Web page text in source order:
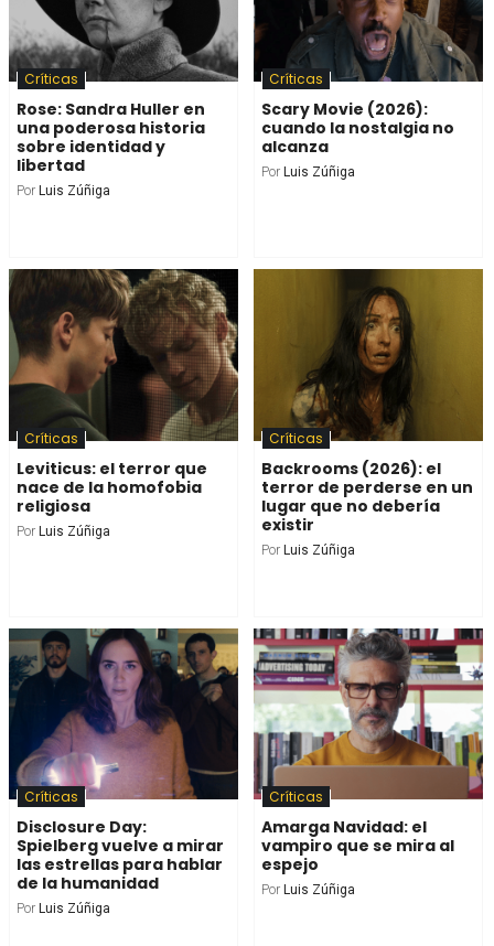
Críticas
Rose: Sandra Huller en
una poderosa historia
sobre identidad y
libertad
Por Luis Zúñiga
Críticas
Scary Movie (2026):
cuando la nostalgia no
alcanza
Por Luis Zúñiga
Críticas
Leviticus: el terror que
nace de la homofobia
religiosa
Por Luis Zúñiga
Críticas
Backrooms (2026): el
terror de perderse en un
lugar que no debería
existir
Por Luis Zúñiga
Críticas
Disclosure Day:
Spielberg vuelve a mirar
las estrellas para hablar
de la humanidad
Por Luis Zúñiga
Críticas
Amarga Navidad: el
vampiro que se mira al
espejo
Por Luis Zúñiga